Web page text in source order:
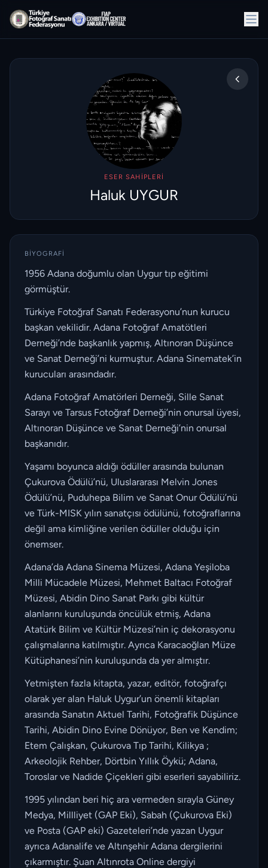
ESER SAHIPLERI
Haluk UYGUR
BIYOGRAFI
1956 Adana doğumlu olan Uygur tıp eğitimi
görmüştür.
Türkiye Fotoğraf Sanatı Federasyonu’nun kurucu
başkan vekilidir. Adana Fotoğraf Amatötleri
Derneği’nde başkanlık yapmış, Altınoran Düşünce
ve Sanat Derneği’ni kurmuştur. Adana Sinematek’in
kurucuları arasındadır.
Adana Fotoğraf Amatörleri Derneği, Sille Sanat
Sarayı ve Tarsus Fotoğraf Derneği’nin onursal üyesi,
Altınoran Düşünce ve Sanat Derneği’nin onursal
başkanıdır.
Yaşamı boyunca aldığı ödüller arasında bulunan
Çukurova Ödülü’nü, Uluslararası Melvin Jones
Ödülü’nü, Puduhepa Bilim ve Sanat Onur Ödülü’nü
ve Türk-MISK yılın sanatçısı ödülünü, fotoğraflarına
değil ama kimliğine verilen ödüller olduğu için
önemser.
Adana’da Adana Sinema Müzesi, Adana Yeşiloba
Milli Mücadele Müzesi, Mehmet Baltacı Fotoğraf
Müzesi, Abidin Dino Sanat Parkı gibi kültür
alanlarını kuruluşunda öncülük etmiş, Adana
Atatürk Bilim ve Kültür Müzesi’nin iç dekorasyonu
çalışmalarına katılmıştır. Ayrıca Karacaoğlan Müze
Kütüphanesi’nin kuruluşunda da yer almıştır.
Yetmişten fazla kitapta, yazar, editör, fotoğrafçı
olarak yer alan Haluk Uygur’un önemli kitapları
arasında Sanatın Aktuel Tarihi, Fotoğrafik Düşünce
Tarihi, Abidin Dino Evine Dönüyor, Ben ve Kendim;
Etem Çalışkan, Çukurova Tıp Tarihi, Kilikya ;
Arkeolojik Rehber, Dörtbin Yıllık Öykü; Adana,
Toroslar ve Nadide Çiçekleri gibi eserleri sayabiliriz.
1995 yılından beri hiç ara vermeden sırayla Güney
Medya, Millliyet (GAP Eki), Sabah (Çukurova Eki)
ve Posta (GAP eki) Gazeteleri’nde yazan Uygur
ayrıca Adanalife ve Altınşehir Adana dergilerini
çıkarmıştır. Şuan Altınrota Online dergiyi